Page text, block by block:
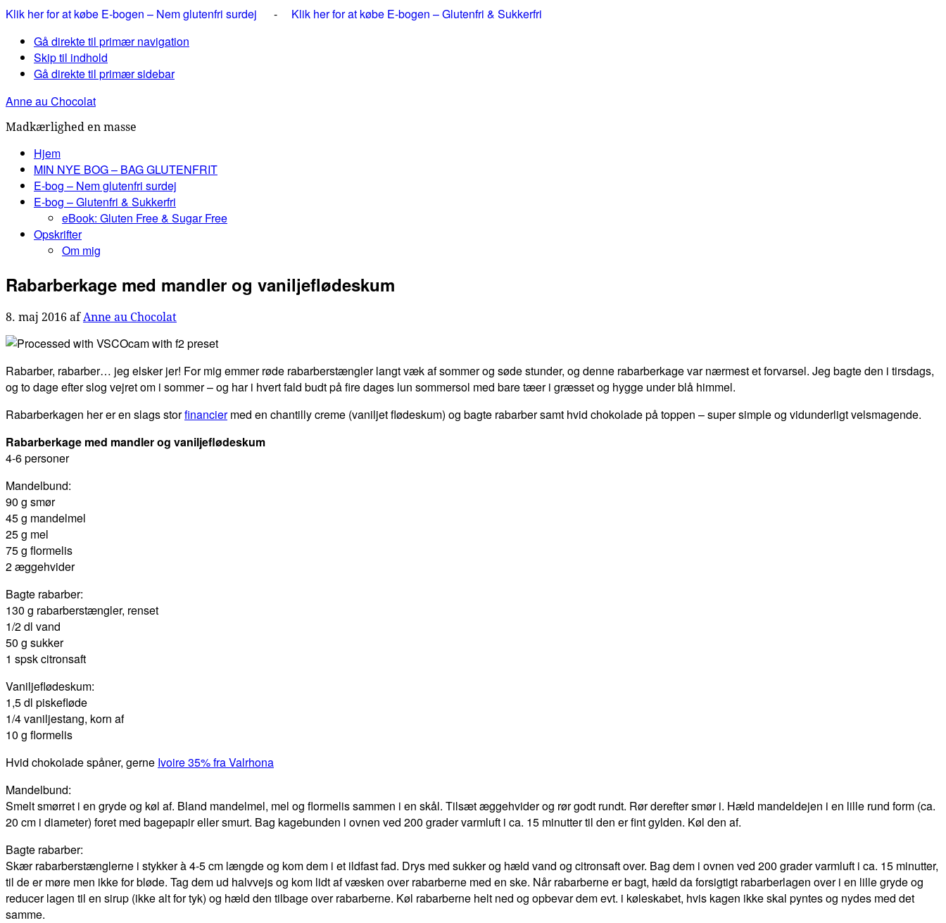
Klik her for at købe E-bogen – Nem glutenfri surdej - Klik her for at købe E-bogen – Glutenfri & Sukkerfri
Gå direkte til primær navigation
Skip til indhold
Gå direkte til primær sidebar
Anne au Chocolat
Madkærlighed en masse
Hjem
MIN NYE BOG – BAG GLUTENFRIT
E-bog – Nem glutenfri surdej
E-bog – Glutenfri & Sukkerfri
eBook: Gluten Free & Sugar Free
Opskrifter
Om mig
Rabarberkage med mandler og vaniljeflødeskum
8. maj 2016 afAnne au Chocolat
Rabarber, rabarber… jeg elsker jer! For mig emmer røde rabarberstængler langt væk af sommer og søde stunder, og denne rabarberkage var nærmest et forvarsel. Jeg bagte den i tirsdags,
og to dage efter slog vejret om i sommer – og har i hvert fald budt på fire dages lun sommersol med bare tæer i græsset og hygge under blå himmel.
Rabarberkagen her er en slags storfinanciermed en chantilly creme (vaniljet flødeskum) og bagte rabarber samt hvid chokolade på toppen – super simple og vidunderligt velsmagende.
Rabarberkage med mandler og vaniljeflødeskum
4-6 personer
Mandelbund:
90 g smør
45 g mandelmel
25 g mel
75 g flormelis
2 æggehvider
Bagte rabarber:
130 g rabarberstængler, renset
1/2 dl vand
50 g sukker
1 spsk citronsaft
Vaniljeflødeskum:
1,5 dl piskefløde
1/4 vaniljestang, korn af
10 g flormelis
Hvid chokolade spåner, gerne Ivoire 35% fra Valrhona
Mandelbund:
Smelt smørret i en gryde og køl af. Bland mandelmel, mel og flormelis sammen i en skål. Tilsæt æggehvider og rør godt rundt. Rør derefter smør i. Hæld mandeldejen i en lille rund form (ca.
20 cm i diameter) foret med bagepapir eller smurt. Bag kagebunden i ovnen ved 200 grader varmluft i ca. 15 minutter til den er fint gylden. Køl den af.
Bagte rabarber:
Skær rabarberstænglerne i stykker à 4-5 cm længde og kom dem i et ildfast fad. Drys med sukker og hæld vand og citronsaft over. Bag dem i ovnen ved 200 grader varmluft i ca. 15 minutter,
til de er møre men ikke for bløde. Tag dem ud halvvejs og kom lidt af væsken over rabarberne med en ske. Når rabarberne er bagt, hæld da forsigtigt rabarberlagen over i en lille gryde og
reducer lagen til en sirup (ikke alt for tyk) og hæld den tilbage over rabarberne. Køl rabarberne helt ned og opbevar dem evt. i køleskabet, hvis kagen ikke skal pyntes og nydes med det
samme.